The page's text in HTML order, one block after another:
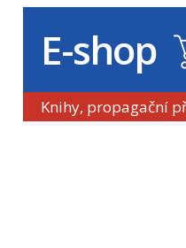
E-shop
Knihy, propagační